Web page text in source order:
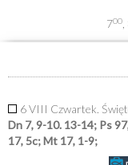
700
6 VIII Czwartek.
Dn 7, 9-10. 13-14; Ps
17, 5c; Mt 17, 1-9;